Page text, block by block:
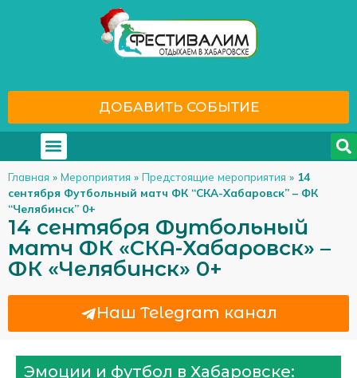
ДОБАВИТЬ СОБЫТИЕ
Главная » Мероприятия » Предстоящие мероприятия » 14
сентября Футбольный матч ФК “СКА-Хабаровск” – ФК
“Челябинск” 0+
14 сентября Футбольный
матч ФК «СКА-Хабаровск» –
ФК «Челябинск» 0+
Наш Telegram канал
Эмоции и футбол в Хабаровске: